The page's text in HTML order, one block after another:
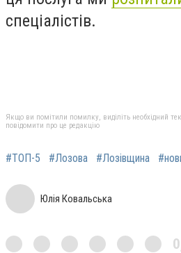
спеціалістів.
Якщо ви помітили помилку, виділіть необхідний
повідомити про це редакцію
#ТОП-5 #Лозова #Лозівщина
Юлія Ковальська